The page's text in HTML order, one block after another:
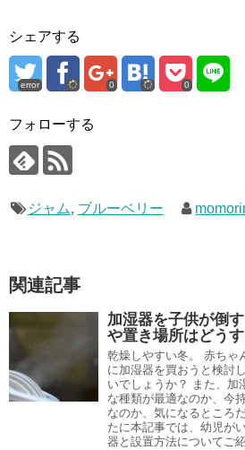
シェアする
error 0 0
フォローする
ジャム, ブルーベリー
関連記事
加湿器を子供が倒
や置き場所はどうす
乾燥しやすい冬。 赤ちゃ
に加湿器を買おうと検討
いでしょうか？ また、加
な種類が最適なのか、今
なのか、気になるところ
たに本記事では、幼児が
器と設置方法についてご